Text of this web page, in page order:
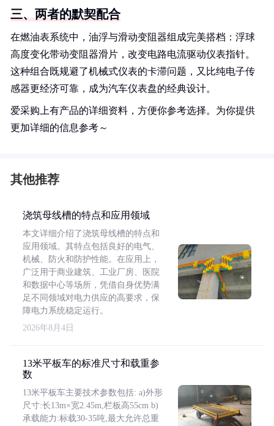
三、两者的默契配合
在燃油表系统中，油浮与滑动变阻器组成完美搭档：浮球
高度变化带动变阻器滑片，改变电路电流驱动仪表指针。
这种组合既规避了机械式仪表的卡滞问题，又比纯电子传
感器更经济可靠，成为汽车仪表盘的经典设计。
爱采购上有产品的详细资料，方便你参考选择。为你提供
更加详细的信息参考～
其他推荐
浇筑母线槽的特点和应用领域
本文详细介绍了浇筑母线槽的特点和
应用领域。其特点包括良好的电气、
机械、防火和防护性能。在应用上，
广泛用于商业建筑、工业厂房、医院
和数据中心等场所，凭借自身优势满
足不同领域对电力供应的高要求，保
障电力系统稳定运行。
2026年8月4日
13米平板车的标准尺寸和载重参
数
13米平板车主要技术参数包括: a)外形
尺寸:长13m×宽2.45m,栏板高55cm b)
承载能力:标载30-35吨,最大允许总重